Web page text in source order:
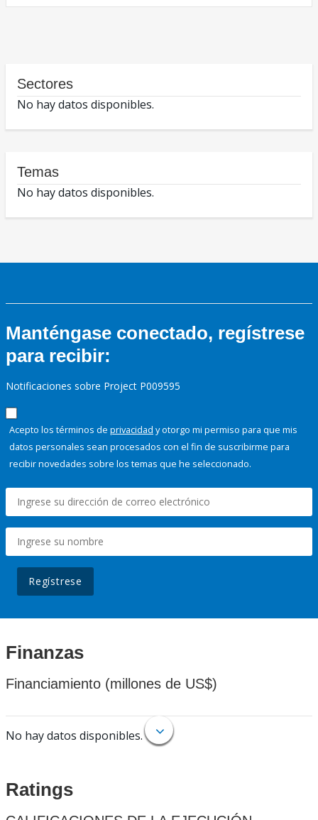
Sectores
No hay datos disponibles.
Temas
No hay datos disponibles.
Manténgase conectado, regístrese
para recibir:
Notificaciones sobre Project P009595
Acepto los términos de privacidad y otorgo mi permiso para que mis
datos personales sean procesados con el fin de suscribirme para
recibir novedades sobre los temas que he seleccionado.
Regístrese
Finanzas
Financiamiento (millones de US$)
No hay datos disponibles.
Ratings